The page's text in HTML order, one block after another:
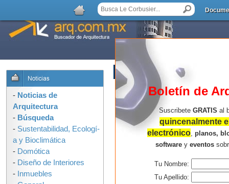
AGREGAR COMENTARIO
Boletín de
Suscribete GRATIS al
quincenalmente
electrónico, planos,
softwarey eventos
Tu Nombre:
Tu Apellido:
- Noticias de
Arquitectura
- Búsqueda
- Sustentabilidad, Ecologí­
a y Bioclimática
- Domótica
- Diseño de Interiores
- Inmuebles